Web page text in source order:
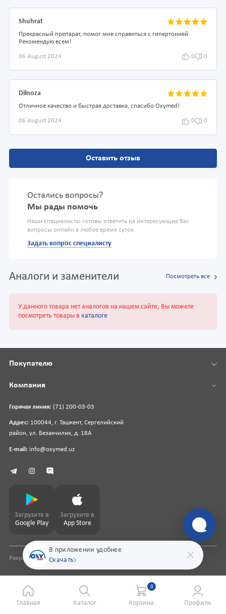
Shuhrat
Прекрасный препарат, помог мне справиться с гипертонией.
Рекомендую всем!
06 August 2024 0 0
Dilnoza
Отличное качество и быстрая доставка, спасибо Oxymed!
06 August 2024 0 0
Оставить отзыв
Остались вопросы?
Мы рады помочь
Наши специалисты готовы ответить на интересующие Вас
вопросы онлайн в любое время суток.
Задать вопрос специалисту
Аналоги и заменители Посмотреть все
У данного товара нет аналогов на нашем сайте, Вы можете
посмотреть товары в каталоге
В приложении удобнее
Скачать
Горячая линия: (71) 200-03-03
Адрес: 100044, г. Ташкент, Сергелийский
район, ул. Безакчилик, д. 18А
E-mail: info@oxymed.uz
Покупателю
Компания
Загрузите в
Google Play
Загрузите в
App Store
Разработка сайтаpharmit.uz
Главная Каталог
0
Корзина Профиль